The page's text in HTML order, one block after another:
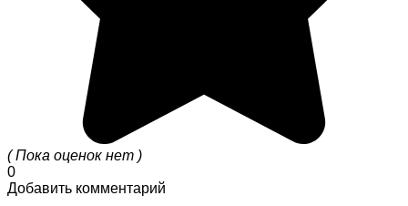
( Пока оценок нет )
0
Добавить комментарий